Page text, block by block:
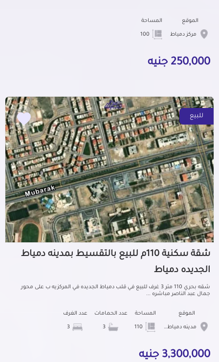
الموقع
مركز دمياط
المساحة
250,000 جنيه
للبيع
شقة سكنية 110م للبيع بالتقسيط بمدينه دمياط
الجديده دمياط
شقه بحري 110 متر 3 غرف للبيع في قلب دمياط الجديده في المركزيه ب على محور
جمال عبد الناصر مباشره ...
الموقع
مدينه دمياط الجديده
المساحة عدد الحمامات عدد الغرف
3,300,000 جنيه